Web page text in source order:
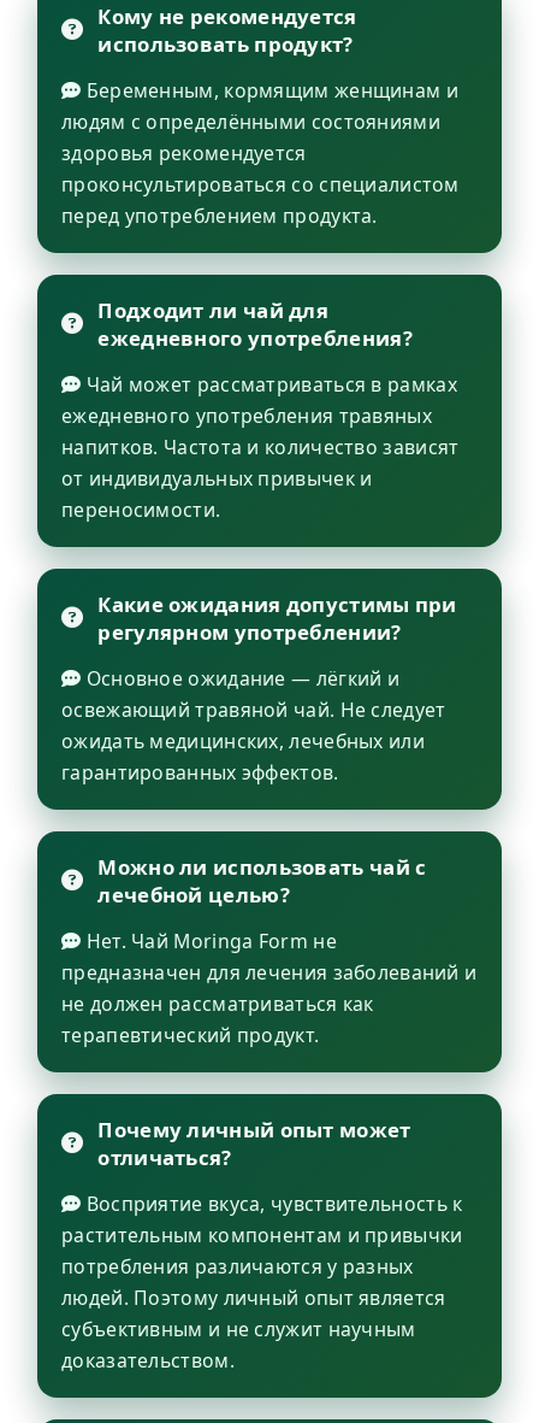
Кому не рекомендуется
использовать продукт?
Беременным, кормящим женщинам и
людям с определёнными состояниями
здоровья рекомендуется
проконсультироваться со специалистом
перед употреблением продукта.
Подходит ли чай для
ежедневного употребления?
Чай может рассматриваться в рамках
ежедневного употребления травяных
напитков. Частота и количество зависят
от индивидуальных привычек и
переносимости.
Какие ожидания допустимы при
регулярном употреблении?
Основное ожидание — лёгкий и
освежающий травяной чай. Не следует
ожидать медицинских, лечебных или
гарантированных эффектов.
Можно ли использовать чай с
лечебной целью?
Нет. Чай Moringa Form не
предназначен для лечения заболеваний и
не должен рассматриваться как
терапевтический продукт.
Почему личный опыт может
отличаться?
Восприятие вкуса, чувствительность к
растительным компонентам и привычки
потребления различаются у разных
людей. Поэтому личный опыт является
субъективным и не служит научным
доказательством.